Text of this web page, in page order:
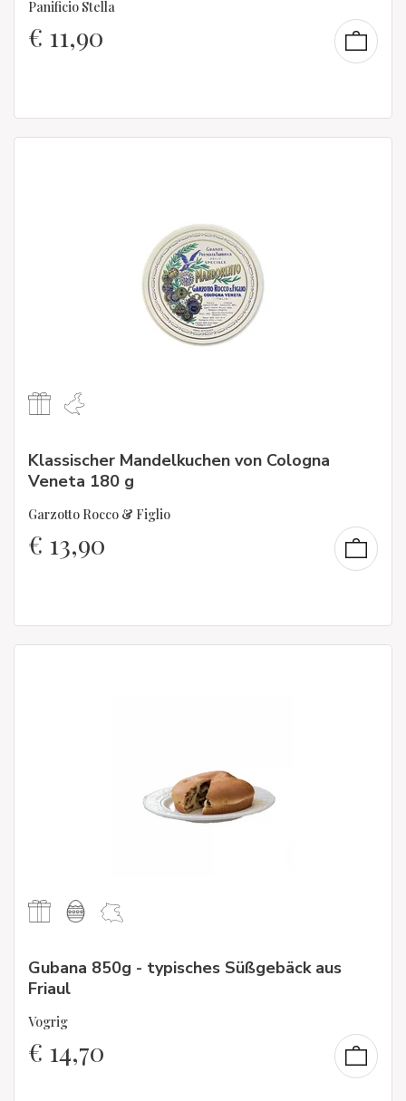
Panificio Stella
€ 11,90
Klassischer Mandelkuchen von Cologna
Veneta 180 g
Garzotto Rocco & Figlio
€ 13,90
Gubana 850g - typisches Süßgebäck aus
Friaul
Vogrig
€ 14,70